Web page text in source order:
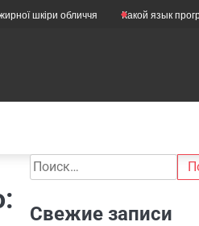
обличчя Какой язык
Найти:
Свежие записи